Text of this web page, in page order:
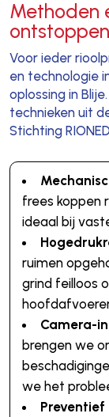
Methoden
Voor ieder
en technologie
oplossing in
technieken uit
Stichting
frees koppen
ideaal bij
ruimen
grind feilloos
Camera-
brengen we
we het
Preventief